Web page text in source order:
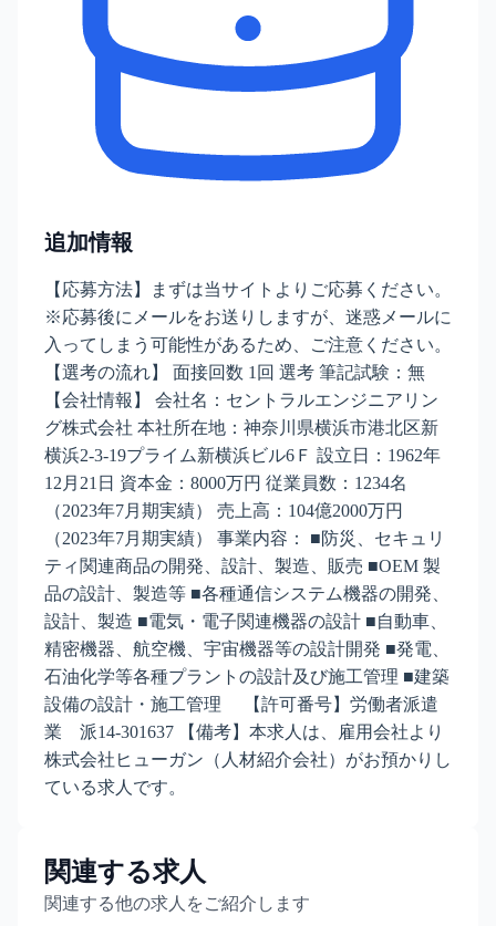
追加情報
【応募方法】まずは当サイトよりご応募ください。
※応募後にメールをお送りしますが、迷惑メールに
入ってしまう可能性があるため、ご注意ください。
【選考の流れ】 面接回数 1回 選考 筆記試験：無
【会社情報】 会社名：セントラルエンジニアリン
グ株式会社 本社所在地：神奈川県横浜市港北区新
横浜2-3-19プライム新横浜ビル6Ｆ 設立日：1962年
12月21日 資本金：8000万円 従業員数：1234名
（2023年7月期実績） 売上高：104億2000万円
（2023年7月期実績） 事業内容： ■防災、セキュリ
ティ関連商品の開発、設計、製造、販売 ■OEM 製
品の設計、製造等 ■各種通信システム機器の開発、
設計、製造 ■電気・電子関連機器の設計 ■自動車、
精密機器、航空機、宇宙機器等の設計開発 ■発電、
石油化学等各種プラントの設計及び施工管理 ■建築
設備の設計・施工管理 【許可番号】労働者派遣
業 派14-301637 【備考】本求人は、雇用会社より
株式会社ヒューガン（人材紹介会社）がお預かりし
ている求人です。
関連する求人
関連する他の求人をご紹介します